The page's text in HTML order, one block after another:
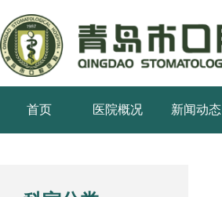
首页 医院概况 新闻动态